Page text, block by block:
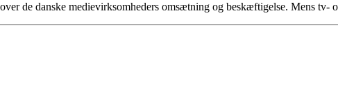
de danske medievirksomheders omsætning og beskæftigelse. Mens